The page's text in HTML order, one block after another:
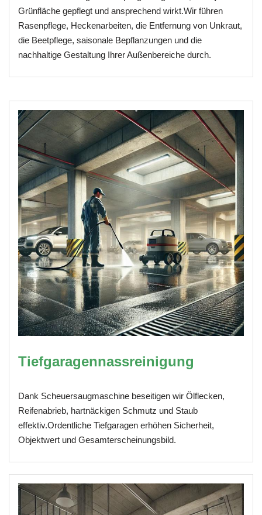
Grünfläche gepflegt und ansprechend wirkt.Wir führen
Rasenpflege, Heckenarbeiten, die Entfernung von Unkraut,
die Beetpflege, saisonale Bepflanzungen und die
nachhaltige Gestaltung Ihrer Außenbereiche durch.
Tiefgaragennassreinigung
Dank Scheuersaugmaschine beseitigen wir Ölflecken,
Reifenabrieb, hartnäckigen Schmutz und Staub
effektiv.Ordentliche Tiefgaragen erhöhen Sicherheit,
Objektwert und Gesamterscheinungsbild.